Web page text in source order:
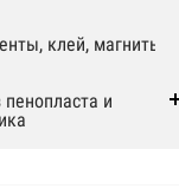
клей, магниты
и